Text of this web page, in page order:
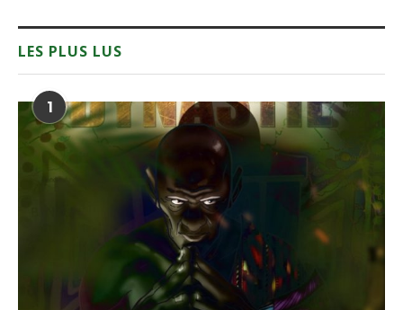
LES PLUS LUS
1